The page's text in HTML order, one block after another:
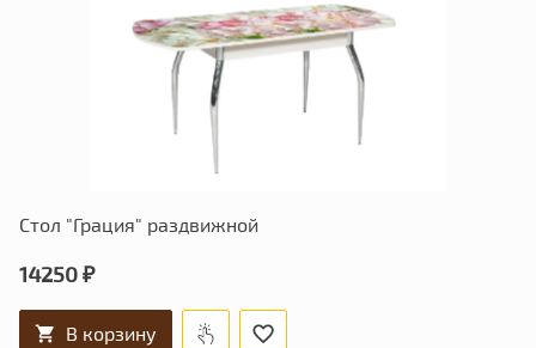
Стол "Грация" раздвижной
14250 ₽
В корзину